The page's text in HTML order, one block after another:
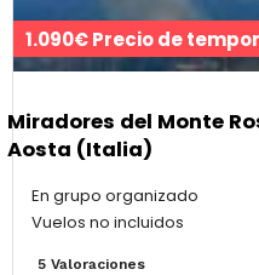
1.090€ Precio de
Miradores del Monte
Aosta (Italia)
En grupo organizado
Vuelos no incluidos
5 Valoraciones